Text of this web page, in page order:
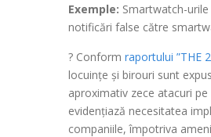
Exemple: Smartwatch-
notificări false către
?️ Conform raportului ”THE
locuințe și birouri sunt
aproximativ zece atacuri
evidențiază necesitatea
companiile, împotriva